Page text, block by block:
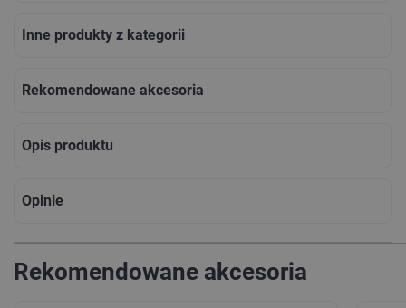
Inne produkty z kategorii
Rekomendowane akcesoria
Opis produktu
Opinie
Rekomendowane akcesoria